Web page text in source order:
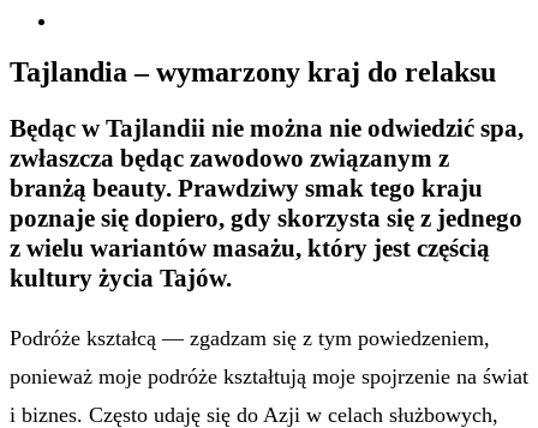
Tajlandia – wymarzony kraj do relaksu
Będąc w Tajlandii nie można nie odwiedzić spa,
zwłaszcza będąc zawodowo związanym z
branżą beauty. Prawdziwy smak tego kraju
poznaje się dopiero, gdy skorzysta się z jednego
z wielu wariantów masażu, który jest częścią
kultury życia Tajów.
Podróże kształcą — zgadzam się z tym powiedzeniem,
ponieważ moje podróże kształtują moje spojrzenie na świat
i biznes. Często udaję się do Azji w celach służbowych,